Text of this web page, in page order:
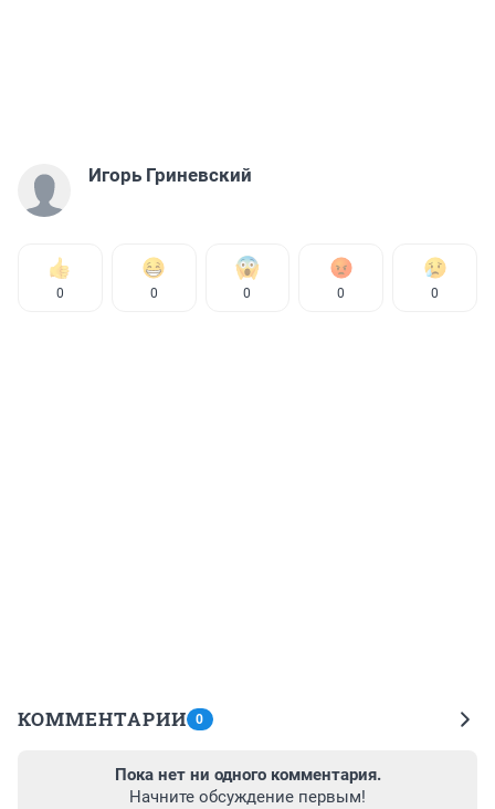
Игорь Гриневский
0 0 0 0 0
КОММЕНТАРИИ 0
Пока нет ни одного комментария.
Начните обсуждение первым!